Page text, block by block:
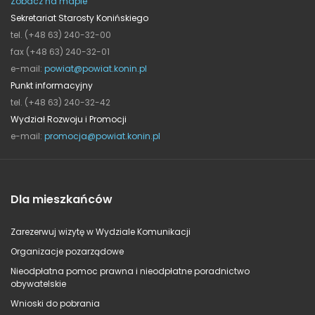
Sekretariat Starosty Konińskiego
tel. (+48 63) 240-32-00
fax (+48 63) 240-32-01
e-mail: powiat@powiat.konin.pl
Punkt informacyjny
tel. (+48 63) 240-32-42
Wydział Rozwoju i Promocji
e-mail: promocja@powiat.konin.pl
Dla mieszkańców
Zarezerwuj wizytę w Wydziale Komunikacji
Organizacje pozarządowe
Nieodpłatna pomoc prawna i nieodpłatne poradnictwo
obywatelskie
Wnioski do pobrania